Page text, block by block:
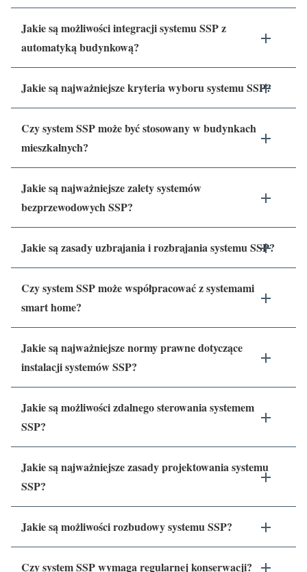
Jakie są możliwości integracji systemu SSP z
automatyką budynkową?
Jakie są najważniejsze kryteria wyboru systemu SSP?
Czy system SSP może być stosowany w budynkach
mieszkalnych?
Jakie są najważniejsze zalety systemów
bezprzewodowych SSP?
Jakie są zasady uzbrajania i rozbrajania systemu SSP?
Czy system SSP może współpracować z systemami
smart home?
Jakie są najważniejsze normy prawne dotyczące
instalacji systemów SSP?
Jakie są możliwości zdalnego sterowania systemem
SSP?
Jakie są najważniejsze zasady projektowania systemu
SSP?
Jakie są możliwości rozbudowy systemu SSP?
Czy system SSP wymaga regularnej konserwacji?